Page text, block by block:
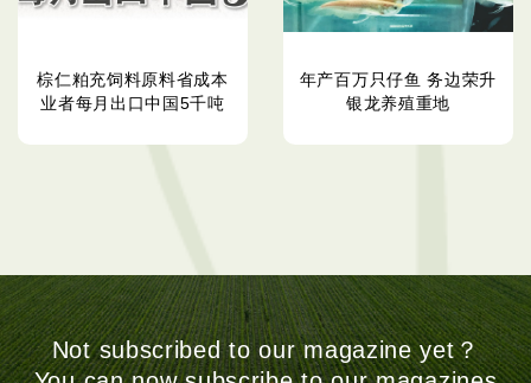
棕仁粕充饲料原料省成本
业者每月出口中国5千吨
年产百万只仔鱼 务边荣升
银龙养殖重地
Not subscribed to our magazine yet？